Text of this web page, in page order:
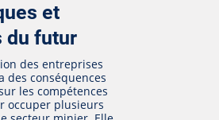
et
du futur
des entreprises
des conséquences
les compétences
occuper plusieurs